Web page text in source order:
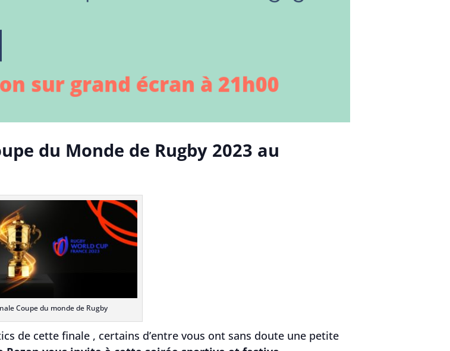
du Monde de Rugby 2023 au
Coupe du monde de Rugby
de cette finale , certains d’entre vous ont sans doute une petite